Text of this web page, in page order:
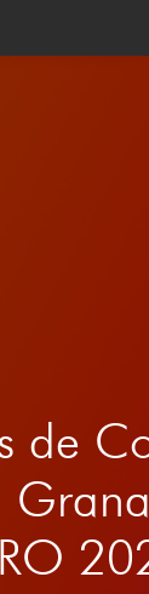
de